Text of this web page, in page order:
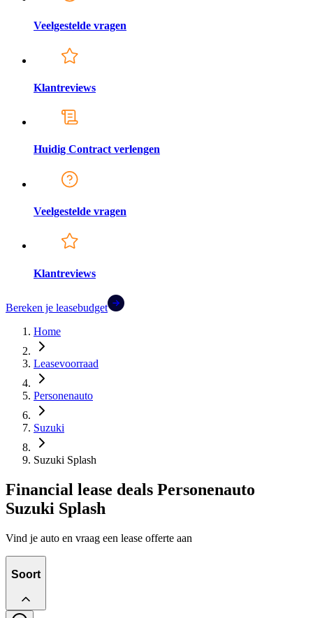
Veelgestelde vragen
Klantreviews
Huidig Contract verlengen
Veelgestelde vragen
Klantreviews
Bereken je leasebudget
Home
Leasevoorraad
Personenauto
Suzuki
Suzuki Splash
Financial lease deals Personenauto
Suzuki Splash
Vind je auto en vraag een lease offerte aan
Soort